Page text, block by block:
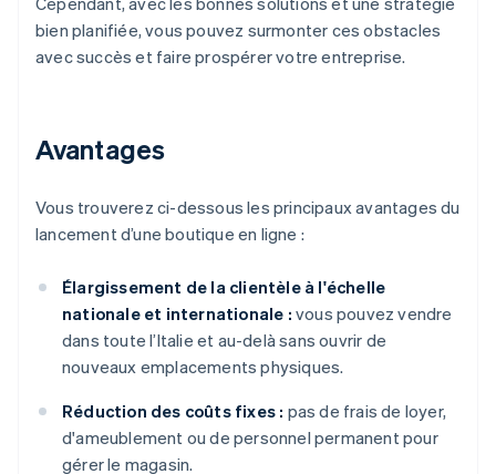
bien planifiée, vous pouvez surmonter ces obstacles
avec succès et faire prospérer votre entreprise.
Avantages
Vous trouverez ci-dessous les principaux avantages du
lancement d’une boutique en ligne :
Élargissement de la clientèle à l'échelle
nationale et internationale : vous pouvez vendre
dans toute l’Italie et au-delà sans ouvrir de
nouveaux emplacements physiques.
Réduction des coûts fixes : pas de frais de loyer,
d'ameublement ou de personnel permanent pour
gérer le magasin.